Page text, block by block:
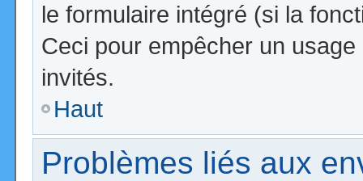
le formulaire intégré (si la
Ceci pour empêcher un
invités.
Haut
Problèmes liés aux